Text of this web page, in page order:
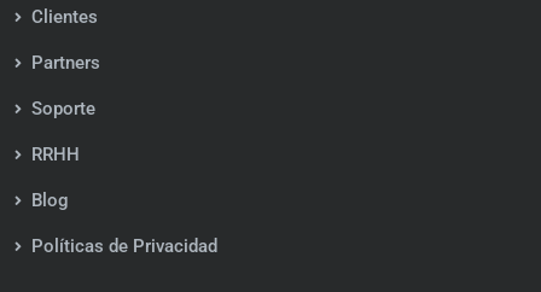
Clientes
Partners
Soporte
RRHH
Blog
Políticas de Privacidad